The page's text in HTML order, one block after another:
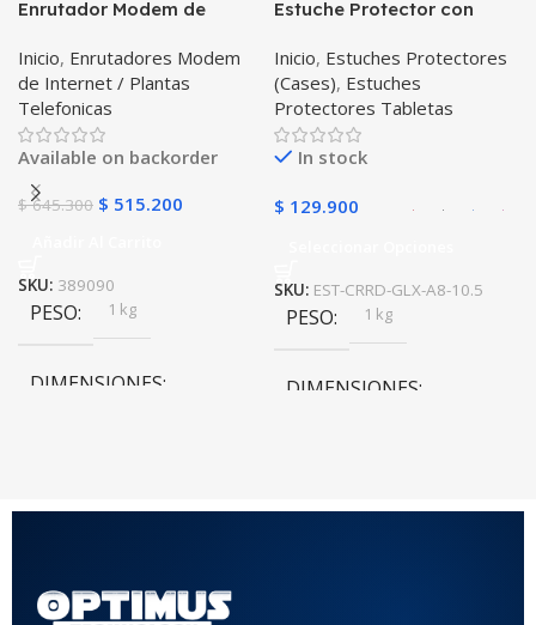
COLOR
Gris,Negro , Azul ,Rosa
COLOR Negro ,Rosa
PULSO ADICIONAL
Goma , Metalizado
Enrutador Modem de
Libre Todo Operador 4G
LTE SIMCARD
Inicio, Enrutadores Modem
de Internet / Plantas
Telefonicas
Available on backorder
$645.300 $ 515.200
SKU: 389090
PESO 1 kg
DIMENSIONES
Estuche Protector con
Tablet Samsung Galaxy
Tab A8 10.5 2021 – 2022
SM-x200 SM-x205 Anti
golpes con soporte
Inicio, Estuches Protectores
(Cases), Estuches
Protectores Tabletas
In stock
$ 129.900
SKU: EST-CRRD-GLX-A8-10.5
PESO 1 kg
DIMENSIONES
COLOR